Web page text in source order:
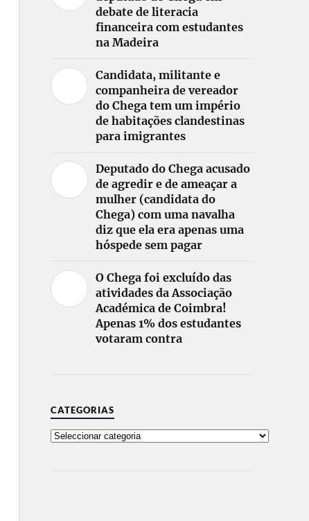
debate de literacia
financeira com estudantes
na Madeira
Candidata, militante e
companheira de vereador
do Chega tem um império
de habitações clandestinas
para imigrantes
Deputado do Chega acusado
de agredir e de ameaçar a
mulher (candidata do
Chega) com uma navalha
diz que ela era apenas uma
hóspede sem pagar
O Chega foi excluído das
atividades da Associação
Académica de Coimbra!
Apenas 1% dos estudantes
votaram contra
CATEGORIAS